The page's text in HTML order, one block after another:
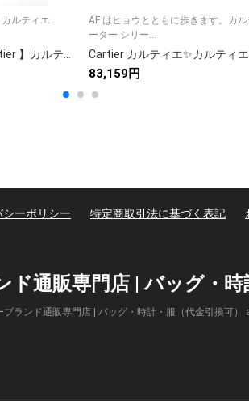
ルティエ
Cartier カルティエ✨【Cartier 】カルティエ 時計 レディース 人気モデル💎 高級腕時計 贈り物に最適🎁 美しいデザイン✨ ギフトボックス付き🎁
AF はヒョウとともに歩きます。カ
ーター シリー...
83,159円
シーポリシー 特定商取引法に基づく表記
通販専門店 | バッグ・時
ランド通販専門店 | バッグ・時計・服（代金引換可）